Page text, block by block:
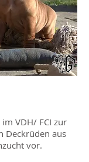
VDH/ FCI zur
Deckrüden aus
vor.